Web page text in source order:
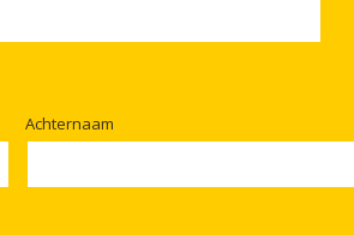
Achternaam